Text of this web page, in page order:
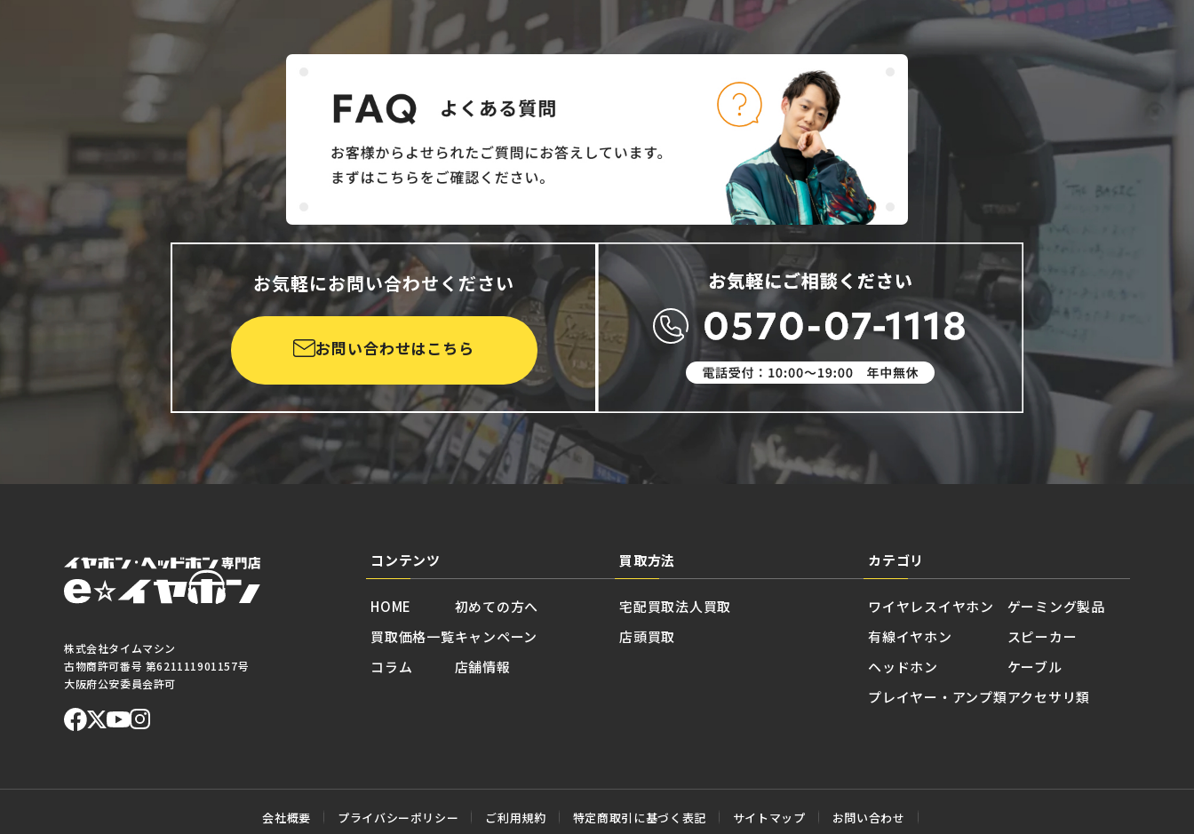
お気軽にお問い合わせください
お問い合わせはこちら
株式会社タイムマシン
古物商許可番号 第621111901157号
大阪府公安委員会許可
コンテンツ
HOME
買取価格一覧
コラム
初めての方へ
キャンペーン
店舗情報
買取方法
宅配買取
店頭買取
法人買取
カテゴリ
ワイヤレスイヤホン
有線イヤホン
ヘッドホン
プレイヤー・アンプ類
ゲーミング製品
スピーカー
ケーブル
アクセサリ類
会社概要 プライバシーポリシー ご利用規約 特定商取引に基づく表記 サイトマップ お問い合わせ